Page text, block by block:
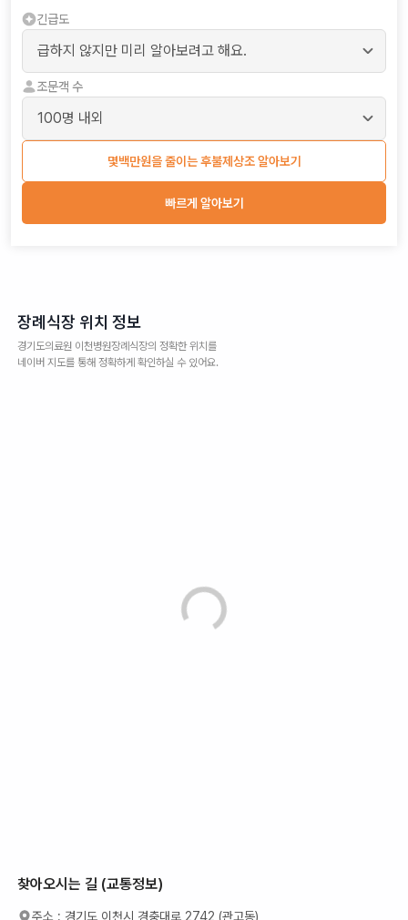
긴급도
조문객 수
몇백만원을 줄이는 후불제상조 알아보기
빠르게 알아보기
장례식장 위치 정보
경기도의료원 이천병원장례식장의 정확한 위치를
네이버 지도를 통해 정확하게 확인하실 수 있어요.
찾아오시는 길 (교통정보)
주소 : 경기도 이천시 경충대로 2742 (관고동)